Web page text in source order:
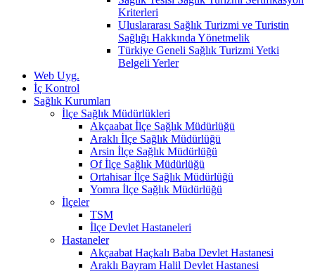
Kriterleri
Uluslararası Sağlık Turizmi ve Turistin
Sağlığı Hakkında Yönetmelik
Türkiye Geneli Sağlık Turizmi Yetki
Belgeli Yerler
Web Uyg.
İç Kontrol
Sağlık Kurumları
İlçe Sağlık Müdürlükleri
Akçaabat İlçe Sağlık Müdürlüğü
Araklı İlçe Sağlık Müdürlüğü
Arsin İlçe Sağlık Müdürlüğü
Of İlçe Sağlık Müdürlüğü
Ortahisar İlçe Sağlık Müdürlüğü
Yomra İlçe Sağlık Müdürlüğü
İlçeler
TSM
İlçe Devlet Hastaneleri
Hastaneler
Akçaabat Haçkalı Baba Devlet Hastanesi
Araklı Bayram Halil Devlet Hastanesi